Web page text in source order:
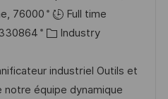
76000
Full time
K
t
e
Industry
industriel Outils et
notre équipe dynamique